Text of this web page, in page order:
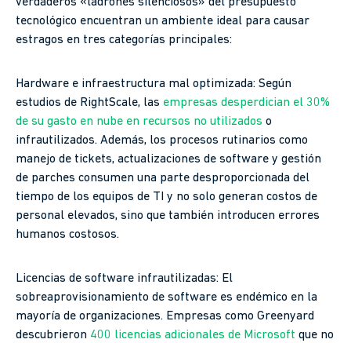
verdaderos «ladrones silenciosos» del presupuesto
tecnológico encuentran un ambiente ideal para causar
estragos en tres categorías principales:
Hardware e infraestructura mal optimizada: Según
estudios de RightScale, las empresas desperdician el 30%
de su gasto en nube en recursos no utilizados o
infrautilizados. Además, los procesos rutinarios como
manejo de tickets, actualizaciones de software y gestión
de parches consumen una parte desproporcionada del
tiempo de los equipos de TI y no solo generan costos de
personal elevados, sino que también introducen errores
humanos costosos.
Licencias de software infrautilizadas: El
sobreaprovisionamiento de software es endémico en la
mayoría de organizaciones. Empresas como Greenyard
descubrieron 400 licencias adicionales de Microsoft que no